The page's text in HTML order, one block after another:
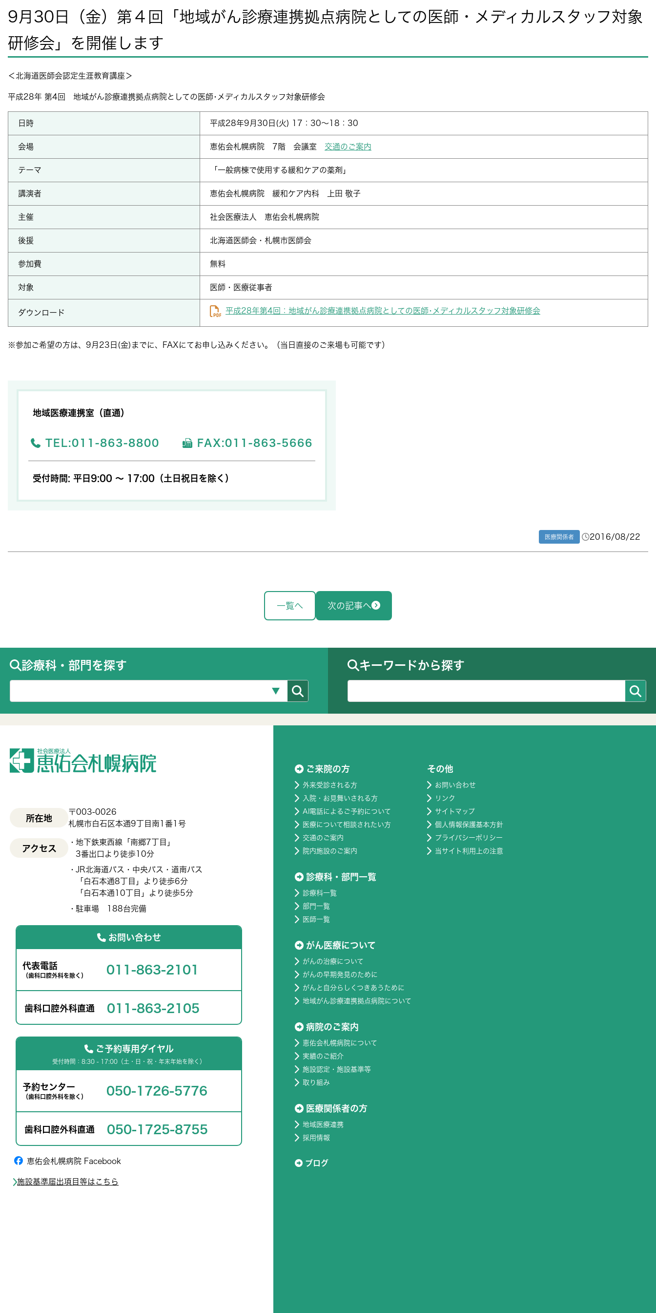
9月30日（金）第４回「地域がん診療連携拠点病院としての医師・メディカルスタッフ対象
研修会」を開催します
＜北海道医師会認定生涯教育講座＞
平成28年 第4回 地域がん診療連携拠点病院としての医師･メディカルスタッフ対象研修会
日時 平成28年9月30日(火) 17：30～18：30
会場 恵佑会札幌病院 7階 会議室 交通のご案内
テーマ 「一般病棟で使用する緩和ケアの薬剤」
講演者 恵佑会札幌病院 緩和ケア内科 上田 敬子
主催 社会医療法人 恵佑会札幌病院
後援 北海道医師会・札幌市医師会
参加費 無料
対象 医師・医療従事者
ダウンロード 平成28年第4回：地域がん診療連携拠点病院としての医師･メディカルスタッフ対象研修会
※参加ご希望の方は、9月23日(金)までに、FAXにてお申し込みください。（当日直接のご来場も可能です）
地域医療連携室（直通）
TEL:011-863-8800 FAX:011-863-5666
受付時間: 平日9:00 ～ 17:00（土日祝日を除く）
医療関係者 2016/08/22
一覧へ 次の記事へ
診療科・部門を探す キーワードから探す
所在地
〒003-0026
札幌市白石区本通9丁目南1番1号
アクセス
地下鉄東西線「南郷7丁目」
3番出口より徒歩10分
JR北海道バス・中央バス・道南バス
「白石本通8丁目」より徒歩6分
「白石本通10丁目」より徒歩5分
駐車場 188台完備
お問い合わせ
代表電話
（歯科口腔外科を除く） 011-863-2101
歯科口腔外科直通 011-863-2105
ご予約専用ダイヤル
受付時間：8:30 - 17:00（土・日・祝・年末年始を除く）
予約センター
（歯科口腔外科を除く） 050-1726-5776
歯科口腔外科直通 050-1725-8755
恵佑会札幌病院 Facebook
施設基準届出項目等はこちら
ご来院の方
外来受診される方
入院・お見舞いされる方
AI電話によるご予約について
医療について相談されたい方
交通のご案内
院内施設のご案内
診療科・部門一覧
診療科一覧
部門一覧
医師一覧
がん医療について
がんの治療について
がんの早期発見のために
がんと自分らしくつきあうために
地域がん診療連携拠点病院について
病院のご案内
恵佑会札幌病院について
実績のご紹介
施設認定・施設基準等
取り組み
医療関係者の方
地域医療連携
採用情報
ブログ
その他
お問い合わせ
リンク
サイトマップ
個人情報保護基本方針
プライバシーポリシー
当サイト利用上の注意